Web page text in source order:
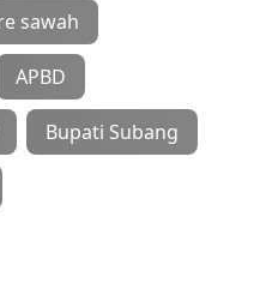
sawah
APBD
Bupati Subang